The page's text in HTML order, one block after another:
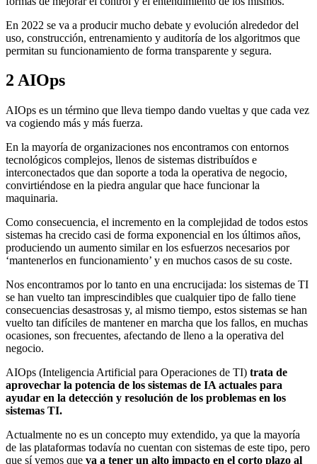
En 2022 se va a producir mucho debate y evolución alrededor del
uso, construcción, entrenamiento y auditoría de los algoritmos que
permitan su funcionamiento de forma transparente y segura.
2 AIOps
AIOps es un término que lleva tiempo dando vueltas y que cada vez
va cogiendo más y más fuerza.
En la mayoría de organizaciones nos encontramos con entornos
tecnológicos complejos, llenos de sistemas distribuídos e
interconectados que dan soporte a toda la operativa de negocio,
convirtiéndose en la piedra angular que hace funcionar la
maquinaria.
Como consecuencia, el incremento en la complejidad de todos estos
sistemas ha crecido casi de forma exponencial en los últimos años,
produciendo un aumento similar en los esfuerzos necesarios por
‘mantenerlos en funcionamiento’ y en muchos casos de su coste.
Nos encontramos por lo tanto en una encrucijada: los sistemas de TI
se han vuelto tan imprescindibles que cualquier tipo de fallo tiene
consecuencias desastrosas y, al mismo tiempo, estos sistemas se han
vuelto tan difíciles de mantener en marcha que los fallos, en muchas
ocasiones, son frecuentes, afectando de lleno a la operativa del
negocio.
AIOps (Inteligencia Artificial para Operaciones de TI) trata de
aprovechar la potencia de los sistemas de IA actuales para
ayudar en la detección y resolución de los problemas en los
sistemas TI.
Actualmente no es un concepto muy extendido, ya que la mayoría
de las plataformas todavía no cuentan con sistemas de este tipo, pero
que sí vemos que va a tener un alto impacto en el corto plazo al